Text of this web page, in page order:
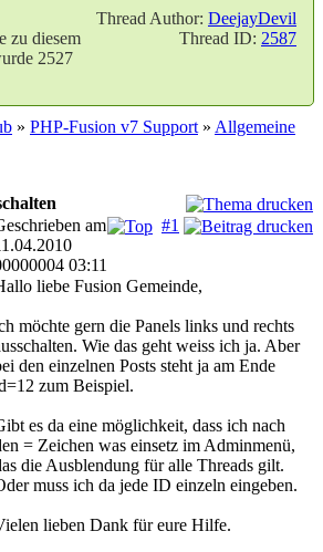
Thread Author: DeejayDevil
Thread ID: 2587
zu diesem
2527
» PHP-Fusion v7 Support » Allgemeine
#1
am
03:11
liebe Fusion Gemeinde,
möchte gern die Panels links und rechts
Wie das geht weiss ich ja. Aber
den einzelnen Posts steht ja am Ende
zum Beispiel.
es da eine möglichkeit, dass ich nach
= Zeichen was einsetz im Adminmenü,
die Ausblendung für alle Threads gilt.
muss ich da jede ID einzeln eingeben.
lieben Dank für eure Hilfe.